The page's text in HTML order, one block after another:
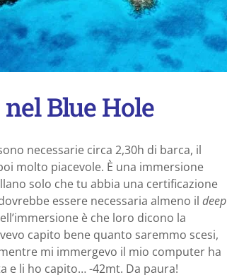
Blue Hole
necessarie circa 2,30h di barca, il
molto piacevole. È una immersione
solo che tu abbia una certificazione
essere necessaria almeno il deep
è che loro dicono la
capito bene quanto saremmo scesi,
mi immergevo il mio computer ha
e li ho capito… -42mt. Da paura!